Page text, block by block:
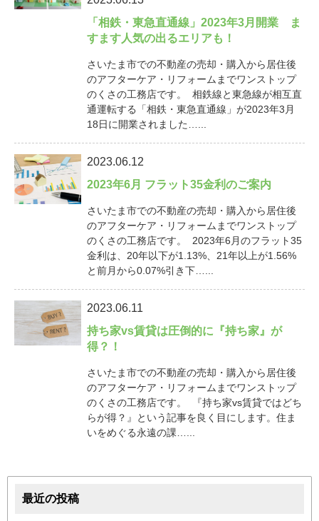
「相鉄・東急直通線」2023年3月開業 ま
すます人気の出るエリアも！
さいたま市での不動産の売却・購入から居住後
のアフターケア・リフォームまでワンストップ
のくさの工務店です。 相鉄線と東急線が相互直
通運転する「相鉄・東急直通線」が2023年3月
18日に開業されました…...
2023.06.12
2023年6月 フラット35金利のご案内
さいたま市での不動産の売却・購入から居住後
のアフターケア・リフォームまでワンストップ
のくさの工務店です。 2023年6月のフラット35
金利は、20年以下が1.13%、21年以上が1.56%
と前月から0.07%引き下…...
2023.06.11
持ち家vs賃貸は圧倒的に『持ち家』が
得？！
さいたま市での不動産の売却・購入から居住後
のアフターケア・リフォームまでワンストップ
のくさの工務店です。 『持ち家vs賃貸ではどち
らが得？』という記事を良く目にします。住ま
いをめぐる永遠の課…...
最近の投稿